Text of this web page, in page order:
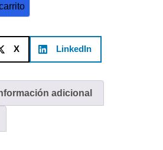
X LinkedIn
adicional